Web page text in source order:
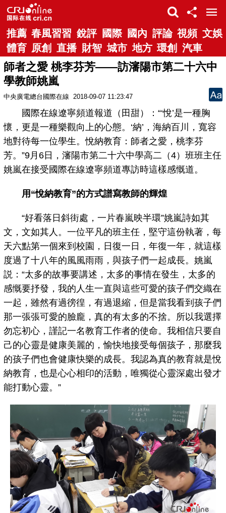
推薦 春風習習 銳評 國際 國內 評論 視頻 文娛
體育 原創 直播 財智 城市 地方 環創 汽車
師者之愛 桃李芬芳——訪瀋陽市第二十六中
學教師姚嵐
中央廣電總台國際在線 2018-09-07 11:23:47
國際在線遼寧頻道報道（田甜）：“‘悅’是一種胸
懷，更是一種樂觀向上的心態。‘納’，海納百川，寬容
地對待每一位學生。悅納教育：師者之愛，桃李芬
芳。”9月6日，瀋陽市第二十六中學高二（4）班班主任
姚嵐在接受國際在線遼寧頻道專訪時這樣感慨道。
用“悅納教育”的方式譜寫教師的輝煌
“好看落日斜街處，一片春嵐映半環”姚嵐詩如其
文，文如其人。一位平凡的班主任，堅守這份執著，每
天六點第一個來到校園，日復一日，年復一年，就這樣
度過了十八年的風風雨雨，與孩子們一起成長。姚嵐
説：“太多的故事要講述，太多的事情在發生，太多的
感慨要抒發，我的人生一直與這些可愛的孩子們交織在
一起，雖然有過徬徨，有過退縮，但是當我看到孩子們
那一張張可愛的臉龐，真的有太多的不捨。所以我選擇
勿忘初心，謹記一名教育工作者的使命。我相信只要自
己的心靈是健康美麗的，愉快地接受每個孩子，那麼我
的孩子們也會健康快樂的成長。我認為真的教育就是悅
納教育，也是心心相印的活動，唯獨從心靈深處出發才
能打動心靈。”